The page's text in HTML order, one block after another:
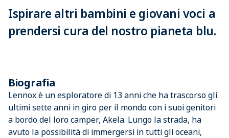
Ispirare altri bambini e giovani voci a
prendersi cura del nostro pianeta blu.
Biografia
Lennox è un esploratore di 13 anni che ha trascorso gli
ultimi sette anni in giro per il mondo con i suoi genitori
a bordo del loro camper, Akela. Lungo la strada, ha
avuto la possibilità di immergersi in tutti gli oceani,